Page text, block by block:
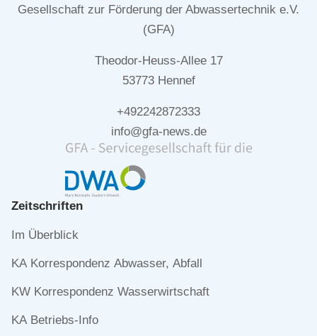
Gesellschaft zur Förderung der Abwassertechnik e.V.
(GFA)
Theodor-Heuss-Allee 17
53773 Hennef
+492242872333
info@gfa-news.de
Zeitschriften
Navigation
Im Überblick
KA Korrespondenz Abwasser, Abfall
KW Korrespondenz Wasserwirtschaft
KA Betriebs-Info